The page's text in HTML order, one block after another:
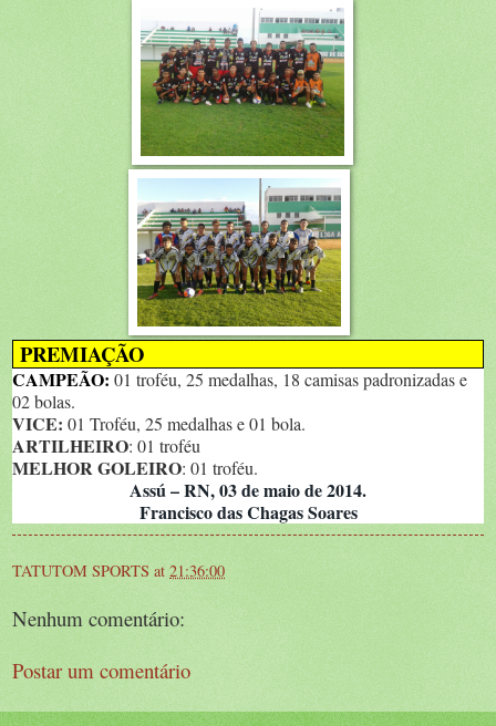
PREMIAÇÃO
CAMPEÃO: 01 troféu, 25 medalhas, 18 camisas padronizadas e
02 bolas.
VICE: 01 Troféu, 25 medalhas e 01 bola.
ARTILHEIRO: 01 troféu
MELHOR GOLEIRO: 01 troféu.
Assú – RN, 03 de maio de 2014.
Francisco das Chagas Soares
TATUTOM SPORTS at 21:36:00
Nenhum comentário:
Postar um comentário